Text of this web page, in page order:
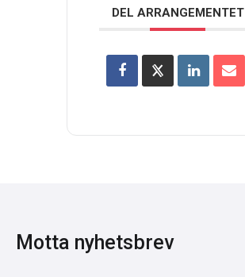
DEL ARRANGEMENTET
Motta nyhetsbrev